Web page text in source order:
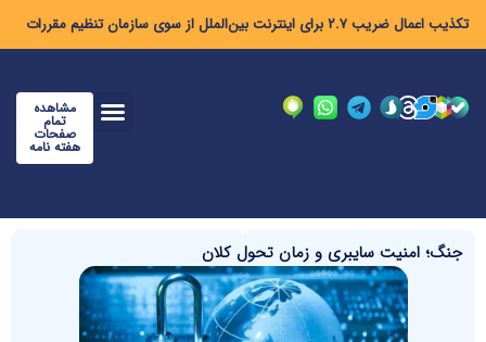
تکذیب اعمال ضریب ۲.۷ برای اینترنت بین‌الملل از سوی سازمان تنظیم مقررات
مشاهده
تمام
صفحات
هفته نامه
جنگ؛ امنیت سایبری و زمان تحول کلان